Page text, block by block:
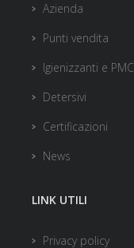
Azienda
Punti vendita
Igienizzanti e PMC
Detersivi
Certificazioni
News
LINK UTILI
Privacy policy